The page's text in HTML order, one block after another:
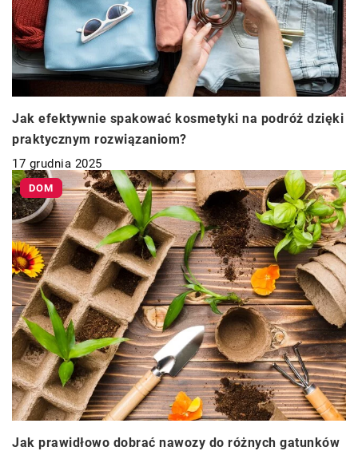
Jak efektywnie spakować kosmetyki na podróż dzięki
praktycznym rozwiązaniom?
17 grudnia 2025
DOM
Jak prawidłowo dobrać nawozy do różnych gatunków